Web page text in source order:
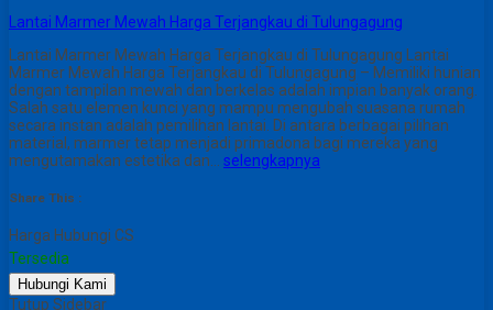
Lantai Marmer Mewah Harga Terjangkau di Tulungagung
Lantai Marmer Mewah Harga Terjangkau di Tulungagung Lantai
Marmer Mewah Harga Terjangkau di Tulungagung – Memiliki hunian
dengan tampilan mewah dan berkelas adalah impian banyak orang.
Salah satu elemen kunci yang mampu mengubah suasana rumah
secara instan adalah pemilihan lantai. Di antara berbagai pilihan
material, marmer tetap menjadi primadona bagi mereka yang
mengutamakan estetika dan… selengkapnya
Share This :
Harga Hubungi CS
Tersedia
Hubungi Kami
Tutup Sidebar